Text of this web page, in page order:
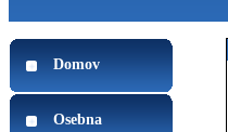
Domov
Osebna